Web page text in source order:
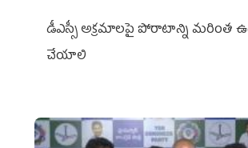
డీఎస్సీ అక్రమాలపై పోరాటాన్ని మరింత
చేయాలి